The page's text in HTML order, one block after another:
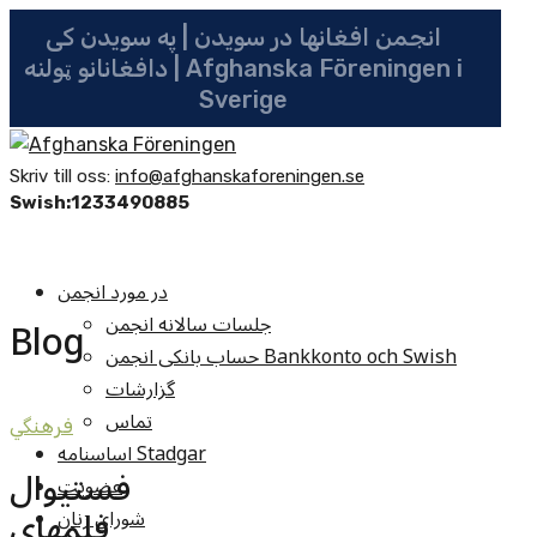
انجمن افغانها در سویدن | په سویدن کی
دافغانانو ټولنه | Afghanska Föreningen i
Sverige
Skriv till oss: info@afghanskaforeningen.se
Swish:1233490885
در مورد انجمن
جلسات سالانه انجمن
حساب بانکی انجمن Bankkonto och Swish
گزارشات
تماس
اساسنامه Stadgar
عضویت
شوراي زنان
Blog
فرهنگي
فستيوال